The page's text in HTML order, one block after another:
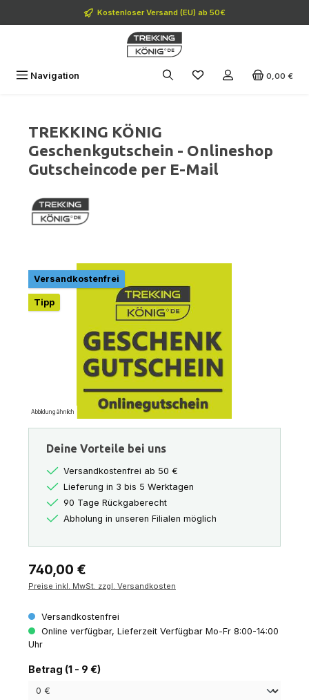
Zum Hauptinhalt springenKostenloser Versand (EU) ab 50€
Navigation 0,00 €
TREKKING KÖNIG
Geschenkgutschein - Onlineshop
Gutscheincode per E-Mail
Bildergalerie überspringen
Versandkostenfrei
Tipp
Abbildung ähnlich
Deine Vorteile bei uns
Versandkostenfrei ab 50 €
Lieferung in 3 bis 5 Werktagen
90 Tage Rückgaberecht
Abholung in unseren Filialen möglich
Regulärer Preis:
740,00 €
Preise inkl. MwSt. zzgl. Versandkosten
Versandkostenfrei
Online verfügbar, Lieferzeit Verfügbar Mo-Fr 8:00-14:00
Uhr
Betrag (1 - 9 €)auswählen